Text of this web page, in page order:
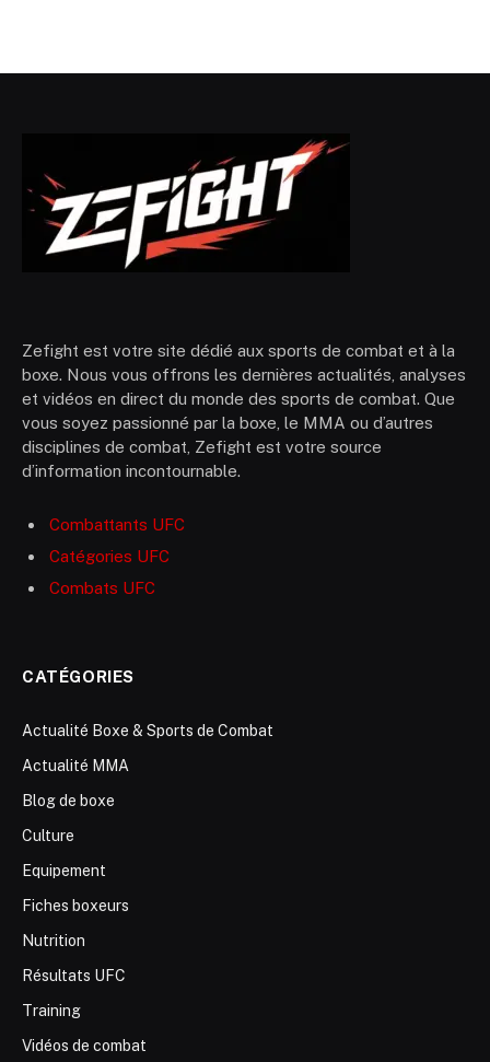
Zefight est votre site dédié aux sports de combat et à la
boxe. Nous vous offrons les dernières actualités, analyses
et vidéos en direct du monde des sports de combat. Que
vous soyez passionné par la boxe, le MMA ou d’autres
disciplines de combat, Zefight est votre source
d’information incontournable.
Combattants UFC
Catégories UFC
Combats UFC
CATÉGORIES
Actualité Boxe & Sports de Combat
Actualité MMA
Blog de boxe
Culture
Equipement
Fiches boxeurs
Nutrition
Résultats UFC
Training
Vidéos de combat